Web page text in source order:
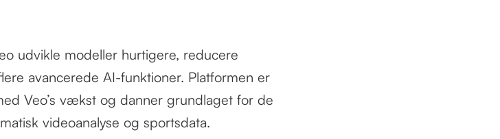
udvikle modeller hurtigere, reducere
avancerede AI-funktioner. Platformen er
Veo’s vækst og danner grundlaget for de
videoanalyse og sportsdata.